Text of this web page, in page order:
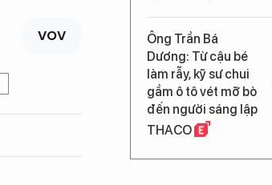
VOV
Ông Trần Bá
Dương: Từ cậu bé
làm rẫy, kỹ sư chui
gầm ô tô vét mỡ bò
đến người sáng lập
THACO